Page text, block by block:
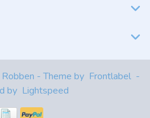
- Theme by Frontlabel -
by Lightspeed